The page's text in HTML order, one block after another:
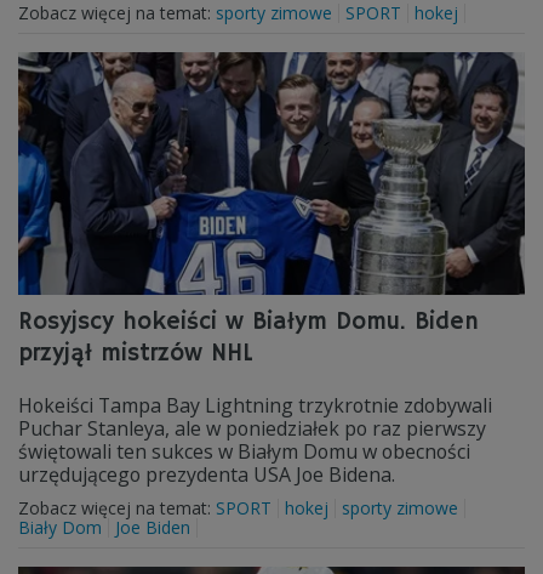
Zobacz więcej na temat: sporty zimowe SPORT hokej
Rosyjscy hokeiści w Białym Domu. Biden
przyjął mistrzów NHL
Hokeiści Tampa Bay Lightning trzykrotnie zdobywali
Puchar Stanleya, ale w poniedziałek po raz pierwszy
świętowali ten sukces w Białym Domu w obecności
urzędującego prezydenta USA Joe Bidena.
Zobacz więcej na temat: SPORT hokej
sporty zimowe
Biały Dom
Joe Biden